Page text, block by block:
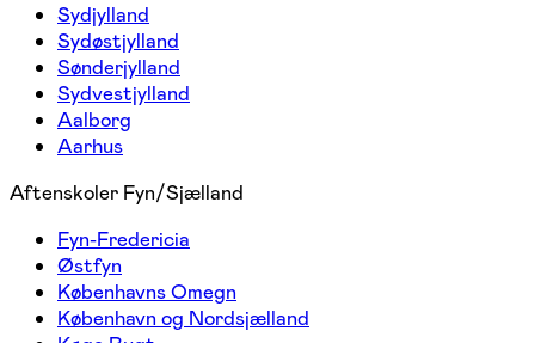
Sydjylland
Sydøstjylland
Sønderjylland
Sydvestjylland
Aalborg
Aarhus
Aftenskoler Fyn/Sjælland
Fyn-Fredericia
Østfyn
Københavns Omegn
København og Nordsjælland